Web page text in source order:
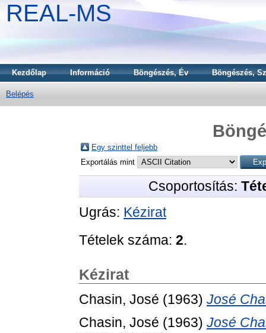
REAL-MS
Kezdőlap Információ Böngészés, Év Böngészés,
Belépés
Egy szinttel feljebb
Exportálás mint
Csoportosítás:
Ugrás: Kézirat
Tételek száma: 2.
Kézirat
Chasin, José (1963) José
Chasin, José (1963) José